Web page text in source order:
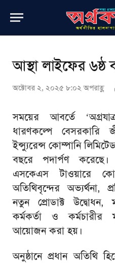
আস্থা লাইফের ৬ষ্ঠ
অক্টোবর ২, ২০২৫ ৮:০২ অপরাহ্ণ
সময়ের আবর্তে
ধারণকল্পে বেসরকারি
ইন্স্যুরেন্স কোম্পানি
বছরে পদার্পণ
এসকেএস টাওয়ারে
অতিথিবৃন্দের অভ্যর্থনা,
নতুন প্রোডাক্ট উদ্বোধন,
কর্মকর্তা ও কর্মচারীর
আয়োজন করা হয়।
অনুষ্ঠানে প্রধান অতিথি